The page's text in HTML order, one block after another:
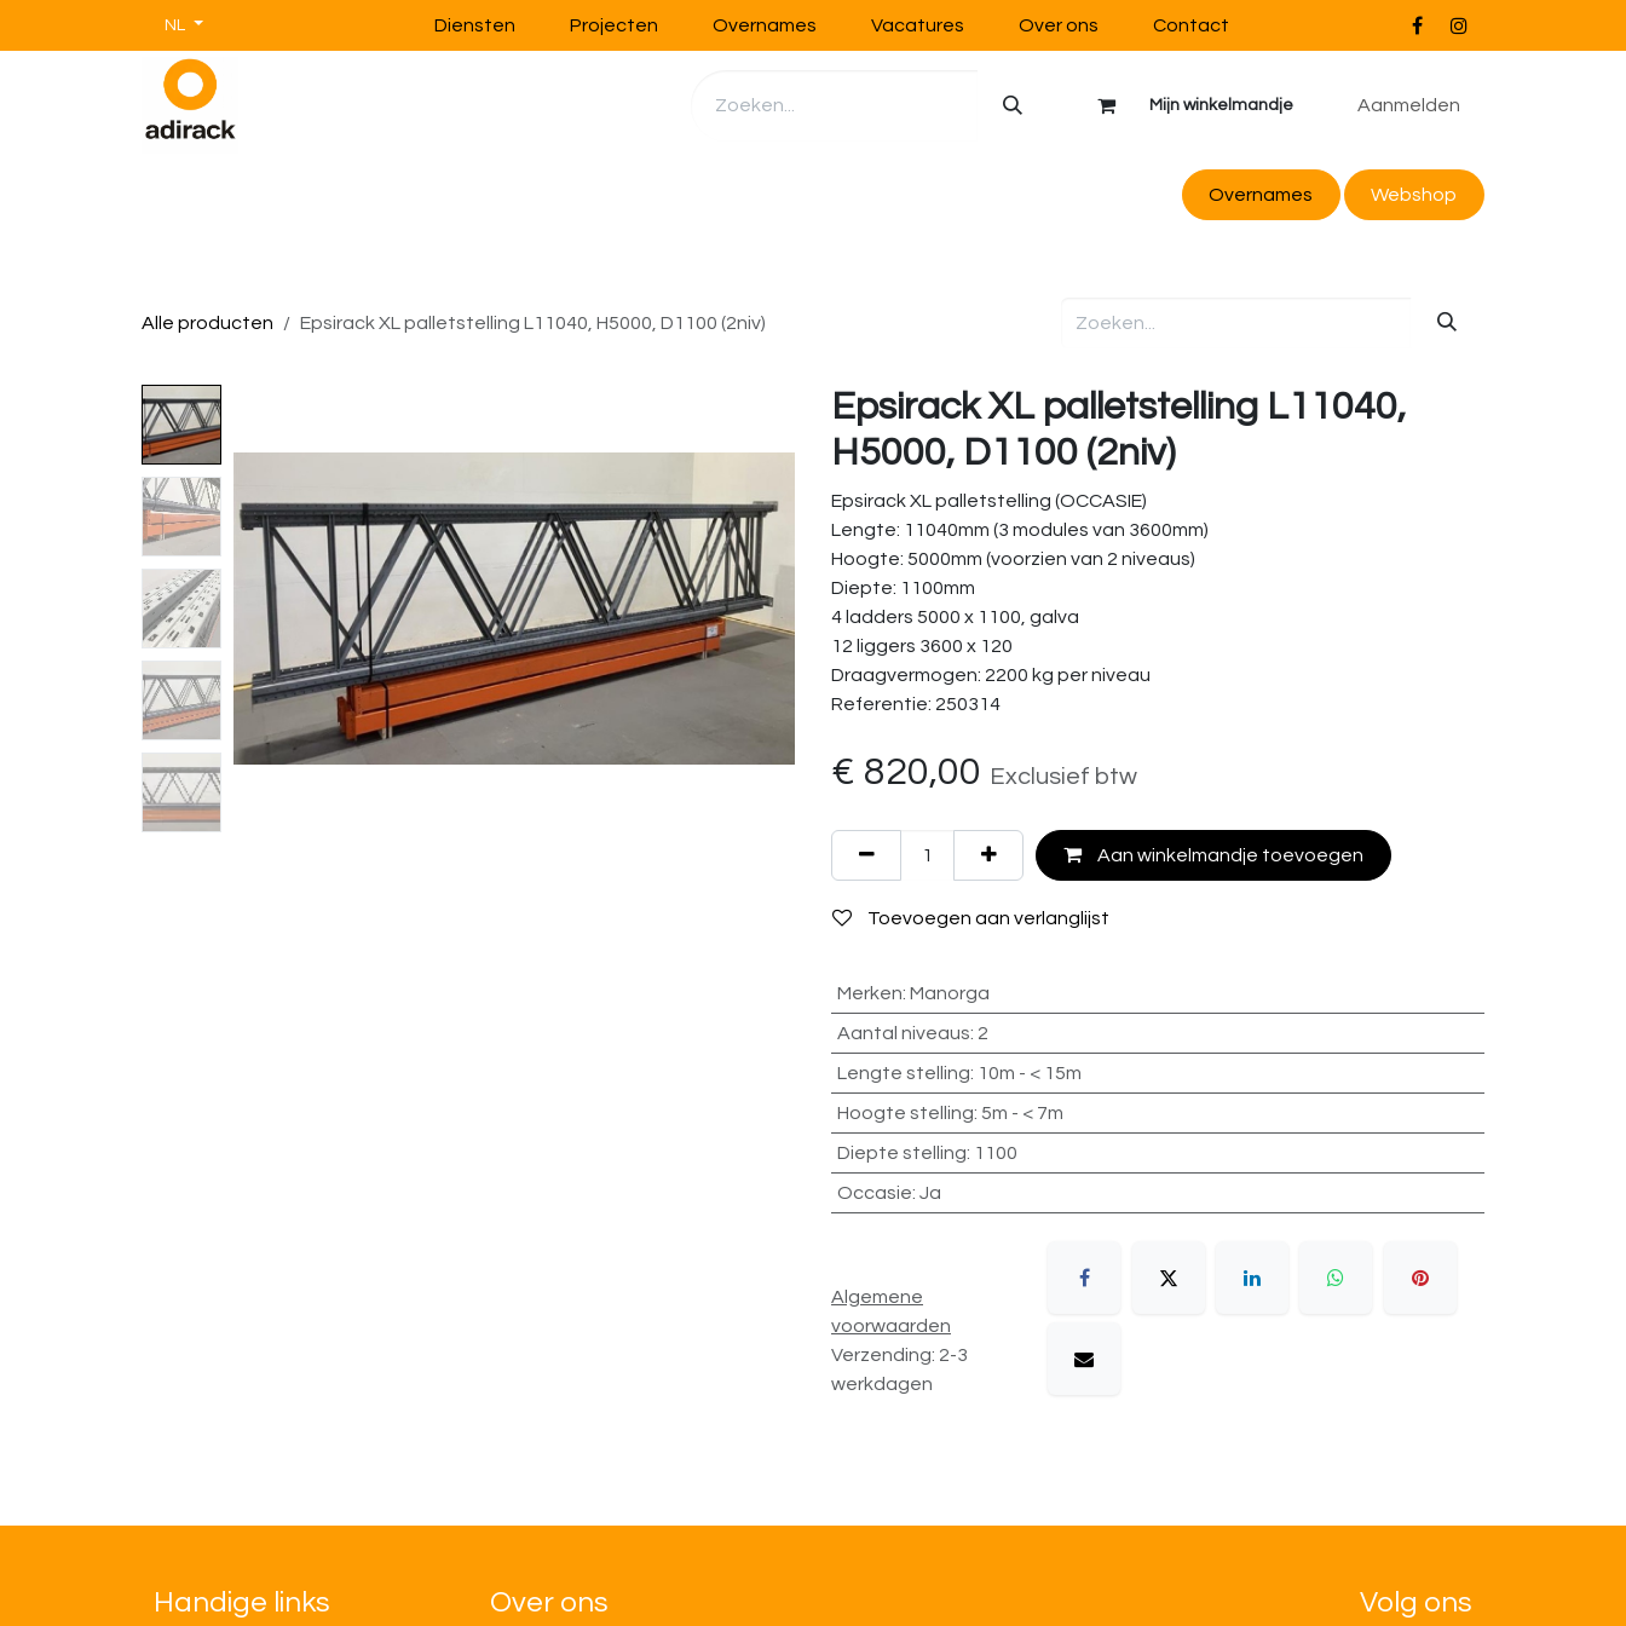
NL Diensten Projecten Overnames Vacatures Over ons Contact
Mijn winkelmandje Aanmelden
Overnames Webshop
Alle producten Epsirack XL palletstelling L11040, H5000, D1100 (2niv)
Epsirack XL palletstelling L11040,
H5000, D1100 (2niv)
Epsirack XL palletstelling (OCCASIE)
Lengte: 11040mm (3 modules van 3600mm)
Hoogte: 5000mm (voorzien van 2 niveaus)
Diepte: 1100mm
4 ladders 5000 x 1100, galva
12 liggers 3600 x 120
Draagvermogen: 2200 kg per niveau
Referentie: 250314
€ 820,00 Exclusief btw
Aan winkelmandje toevoegen
Toevoegen aan verlanglijst
Merken: Manorga
Aantal niveaus: 2
Lengte stelling: 10m - < 15m
Hoogte stelling: 5m - < 7m
Diepte stelling: 1100
Occasie: Ja
Algemene
voorwaarden
Verzending: 2-3
werkdagen
Handige links Over ons Volg ons